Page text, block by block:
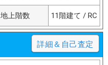
地上階数 11階建て / RC
詳細＆自己査定